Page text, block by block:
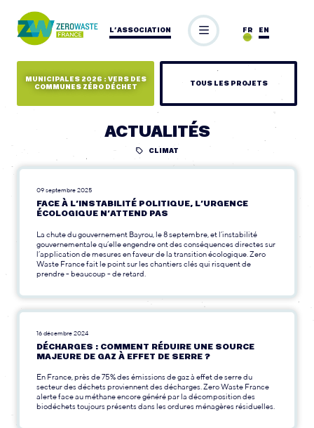
L’ASSOCIATION EN
FR
MUNICIPALES 2026 : VERS DES
COMMUNES ZÉRO DÉCHET
TOUS LES PROJETS
ACTUALITÉS
CLIMAT
09 septembre 2025
FACE À L’INSTABILITÉ POLITIQUE, L’URGENCE
ÉCOLOGIQUE N’ATTEND PAS
La chute du gouvernement Bayrou, le 8 septembre, et l’instabilité
gouvernementale qu’elle engendre ont des conséquences directes sur
l’application de mesures en faveur de la transition écologique. Zero
Waste France fait le point sur les chantiers clés qui risquent de
prendre - beaucoup - de retard.
16 décembre 2024
DÉCHARGES : COMMENT RÉDUIRE UNE SOURCE
MAJEURE DE GAZ À EFFET DE SERRE ?
En France, près de 75% des émissions de gaz à effet de serre du
secteur des déchets proviennent des décharges. Zero Waste France
alerte face au méthane encore généré par la décomposition des
biodéchets toujours présents dans les ordures ménagères résiduelles.